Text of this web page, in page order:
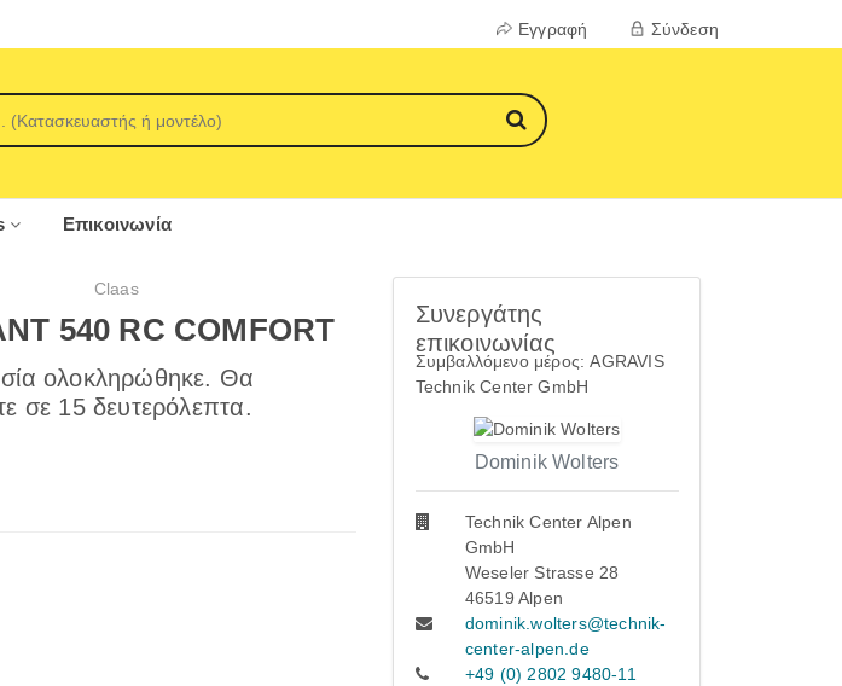
Εγγραφή Σύνδεση
Επικοινωνία
Claas
540 RC COMFORT
ολοκληρώθηκε. Θα
σε 15 δευτερόλεπτα.
Συνεργάτης
επικοινωνίας
Συμβαλλόμενο μέρος: AGRAVIS
Technik Center GmbH
Dominik Wolters
Technik Center Alpen
GmbH
Weseler Strasse 28
46519 Alpen
dominik.wolters@technik-
center-alpen.de
+49 (0) 2802 9480-11